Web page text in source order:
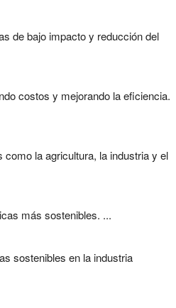
de bajo impacto y reducción del
costos y mejorando la eficiencia.
la agricultura, la industria y el
más sostenibles. ...
sostenibles en la industria